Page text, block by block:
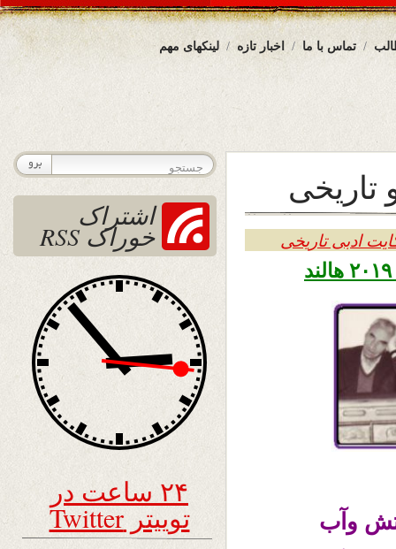
لینکهای مهم اخبار تازه تماس با ما
تاریخی
ادبی تاریخی
وآب
اشتراک
خوراک RSS
۲۴ ساعت در
توییتر Twitter